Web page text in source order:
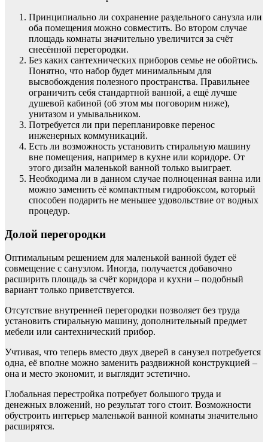
Принципиально ли сохранение раздельного санузла или
оба помещения можно совместить. Во втором случае
площадь комнаты значительно увеличится за счёт
снесённой перегородки.
Без каких сантехнических приборов семье не обойтись.
Понятно, что набор будет минимальным для
высвобождения полезного пространства. Правильнее
ограничить себя стандартной ванной, а ещё лучше
душевой кабиной (об этом мы поговорим ниже),
унитазом и умывальником.
Потребуется ли при перепланировке перенос
инженерных коммуникаций.
Есть ли возможность установить стиральную машину
вне помещения, например в кухне или коридоре. От
этого дизайн маленькой ванной только выиграет.
Необходима ли в данном случае полноценная ванна или
можно заменить её компактным гидробоксом, который
способен подарить не меньшее удовольствие от водных
процедур.
Долой перегородки
Оптимальным решением для маленькой ванной будет её
совмещение с санузлом. Иногда, получается добавочно
расширить площадь за счёт коридора и кухни – подобный
вариант только приветствуется.
Отсутствие внутренней перегородки позволяет без труда
установить стиральную машину, дополнительный предмет
мебели или сантехнический прибор.
Учтивая, что теперь вместо двух дверей в санузел потребуется
одна, её вполне можно заменить раздвижной конструкцией –
она и место экономит, и выглядит эстетично.
Глобальная перестройка потребует большого труда и
денежных вложений, но результат того стоит. Возможности
обустроить интерьер маленькой ванной комнаты значительно
расширятся.